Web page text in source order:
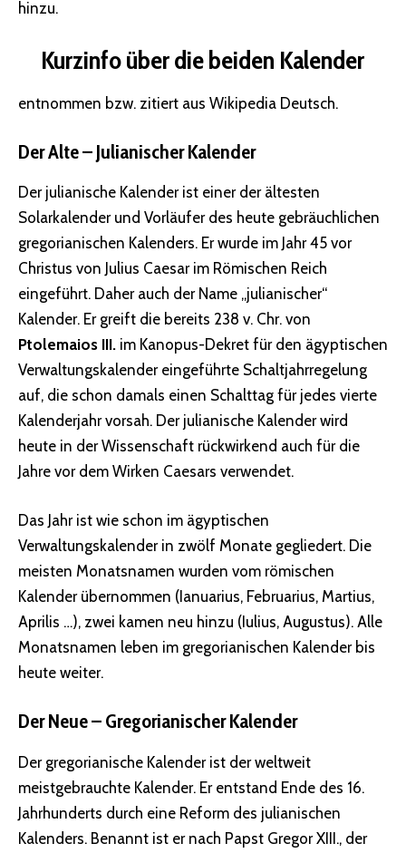
hinzu.
Kurzinfo über die beiden Kalender
entnommen bzw. zitiert aus Wikipedia Deutsch.
Der Alte – Julianischer Kalender
Der julianische Kalender ist einer der ältesten
Solarkalender und Vorläufer des heute gebräuchlichen
gregorianischen Kalenders. Er wurde im Jahr 45 vor
Christus von Julius Caesar im Römischen Reich
eingeführt. Daher auch der Name „julianischer“
Kalender. Er greift die bereits 238 v. Chr. von
Ptolemaios III. im Kanopus-Dekret für den ägyptischen
Verwaltungskalender eingeführte Schaltjahrregelung
auf, die schon damals einen Schalttag für jedes vierte
Kalenderjahr vorsah. Der julianische Kalender wird
heute in der Wissenschaft rückwirkend auch für die
Jahre vor dem Wirken Caesars verwendet.
Das Jahr ist wie schon im ägyptischen
Verwaltungskalender in zwölf Monate gegliedert. Die
meisten Monatsnamen wurden vom römischen
Kalender übernommen (Ianuarius, Februarius, Martius,
Aprilis …), zwei kamen neu hinzu (Iulius, Augustus). Alle
Monatsnamen leben im gregorianischen Kalender bis
heute weiter.
Der Neue – Gregorianischer Kalender
Der gregorianische Kalender ist der weltweit
meistgebrauchte Kalender. Er entstand Ende des 16.
Jahrhunderts durch eine Reform des julianischen
Kalenders. Benannt ist er nach Papst Gregor XIII., der